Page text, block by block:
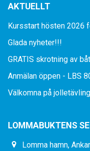
AKTUELLT
Kursstart hösten 2026
Glada nyheter!!!
GRATIS skrotning av
Anmälan öppen - LBS
Välkomna på
LOMMABUKTENS
Lomma hamn,